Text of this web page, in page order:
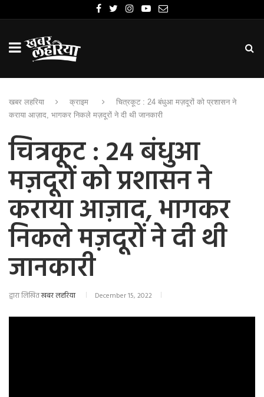
खबर लहरिया क्राइम
चित्रकूट : 24 बंधुआ मज़दूरों को प्रशासन ने
कराया आज़ाद, भागकर निकले मज़दूरों ने दी थी जानकारी
चित्रकूट : 24 बंधुआ
मज़दूरों को प्रशासन ने
कराया आज़ाद, भागकर
निकले मज़दूरों ने दी थी
जानकारी
द्वारा लिखितखबर लहरिया December 15, 2022